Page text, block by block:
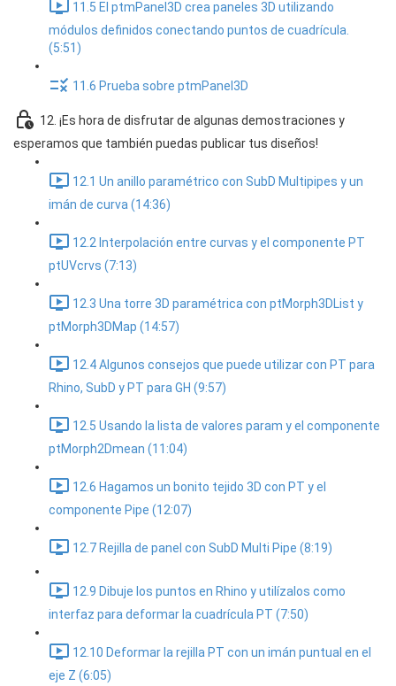
11.5 El ptmPanel3D crea paneles 3D utilizando
módulos definidos conectando puntos de cuadrícula.
(5:51)
11.6 Prueba sobre ptmPanel3D
12. ¡Es hora de disfrutar de algunas demostraciones y
esperamos que también puedas publicar tus diseños!
12.1 Un anillo paramétrico con SubD Multipipes y un
imán de curva (14:36)
12.2 Interpolación entre curvas y el componente PT
ptUVcrvs (7:13)
12.3 Una torre 3D paramétrica con ptMorph3DList y
ptMorph3DMap (14:57)
12.4 Algunos consejos que puede utilizar con PT para
Rhino, SubD y PT para GH (9:57)
12.5 Usando la lista de valores param y el componente
ptMorph2Dmean (11:04)
12.6 Hagamos un bonito tejido 3D con PT y el
componente Pipe (12:07)
12.7 Rejilla de panel con SubD Multi Pipe (8:19)
12.9 Dibuje los puntos en Rhino y utilízalos como
interfaz para deformar la cuadrícula PT (7:50)
12.10 Deformar la rejilla PT con un imán puntual en el
eje Z (6:05)